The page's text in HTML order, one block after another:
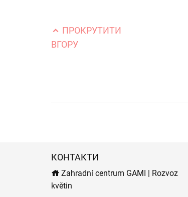
ПРОКРУТИТИ
ВГОРУ
КОНТАКТИ
Zahradní centrum GAMI | Rozvoz
květin